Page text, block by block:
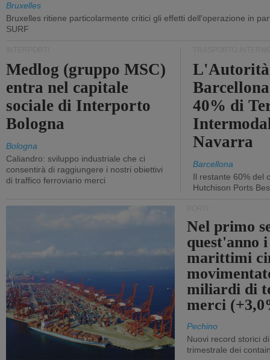
Bruxelles
Bruxelles ritiene particolarmente critici gli effetti dell'operazione in
SURF
Medlog (gruppo MSC)
entra nel capitale
sociale di Interporto
Bologna
Bologna
Caliandro: sviluppo industriale che ci
consentirà di raggiungere i nostri obiettivi
di traffico ferroviario merci
40% di
Navarra
Barcellona
Il restante 60% del
Hutchison Ports
Nel primo
quest'anno
marittimi
miliardi di
merci
Pechino
Nuovi record storici
trimestrale dei